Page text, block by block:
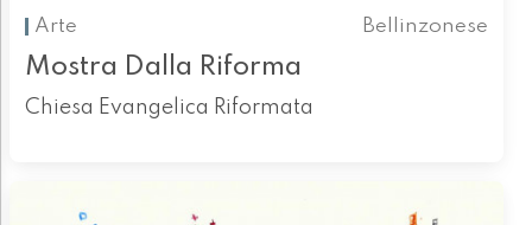
Arte
Bellinzonese
Mostra Dalla Riforma
Chiesa Evangelica Riformata